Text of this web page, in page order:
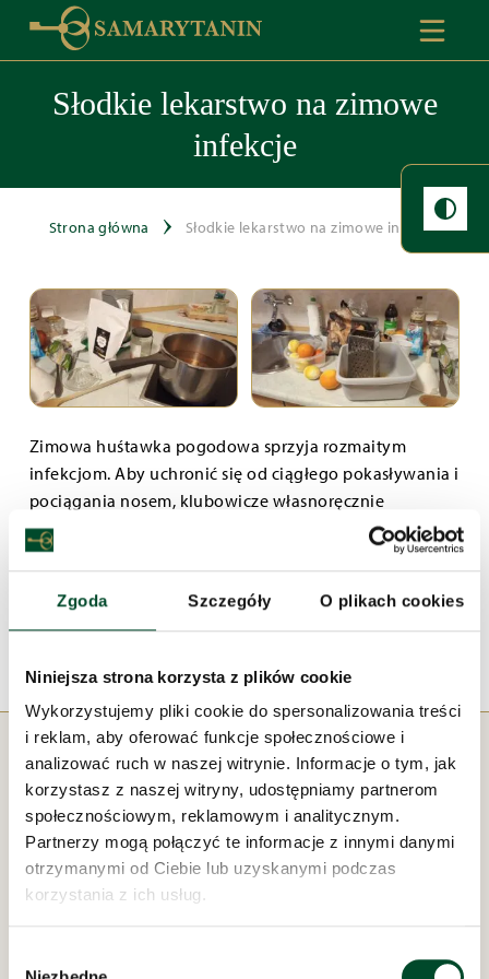
Zgoda Szczegóły O plikach cookies
Niniejsza strona korzysta z plików cookie
Wykorzystujemy pliki cookie do spersonalizowania treści
i reklam, aby oferować funkcje społecznościowe i
analizować ruch w naszej witrynie. Informacje o tym, jak
korzystasz z naszej witryny, udostępniamy partnerom
społecznościowym, reklamowym i analitycznym.
Partnerzy mogą połączyć te informacje z innymi danymi
otrzymanymi od Ciebie lub uzyskanymi podczas
korzystania z ich usług.
Słodkie lekarstwo na zimowe
infekcje
Strona główna Słodkie lekarstwo na zimowe infekcje
Zimowa huśtawka pogodowa sprzyja rozmaitym
infekcjom. Aby uchronić się od ciągłego pokasływania i
pociągania nosem, klubowicze własnoręcznie
przygotowali syrop przeciwkaszlowy z cytryn i
pomarańczy z dodatkiem cynamonu, imbiru,
wybornie smakuje i przepięknie pachnie.
Pod zarządem: